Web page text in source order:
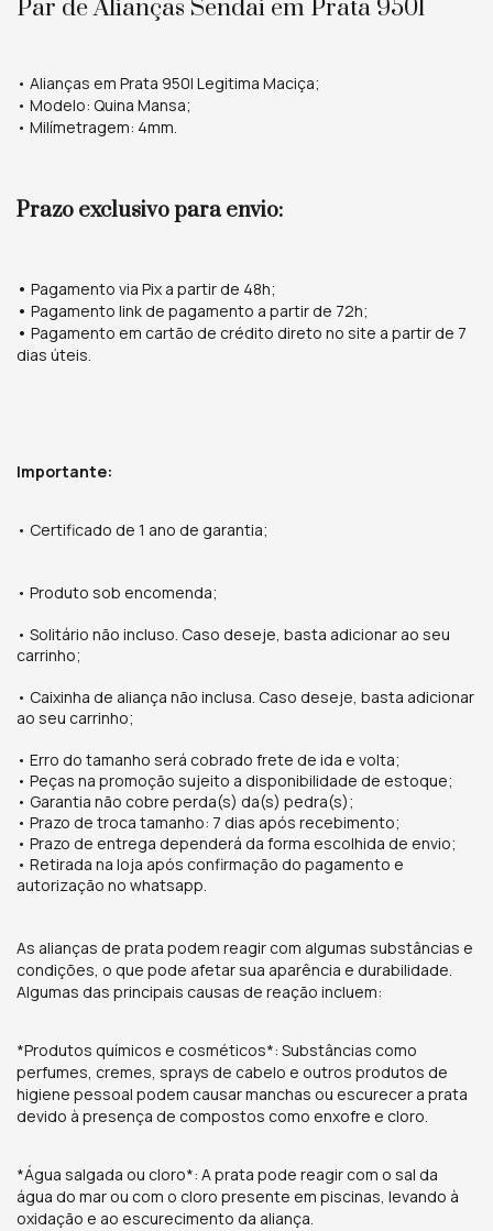
Par de Alianças Sendai em Prata 950l
• Alianças em Prata 950l Legitima Maciça;
• Modelo: Quina Mansa;
• Milímetragem: 4mm.
Prazo exclusivo para envio:
• Pagamento via Pix a partir de 48h;
• Pagamento link de pagamento a partir de 72h;
• Pagamento em cartão de crédito direto no site a partir de 7
dias úteis.
Importante:
• Certificado de 1 ano de garantia;
• Produto sob encomenda;
• Solitário não incluso. Caso deseje, basta adicionar ao seu
carrinho;
• Caixinha de aliança não inclusa. Caso deseje, basta adicionar
ao seu carrinho;
• Erro do tamanho será cobrado frete de ida e volta;
• Peças na promoção sujeito a disponibilidade de estoque;
• Garantia não cobre perda(s) da(s) pedra(s);
• Prazo de troca tamanho: 7 dias após recebimento;
• Prazo de entrega dependerá da forma escolhida de envio;
• Retirada na loja após confirmação do pagamento e
autorização no whatsapp.
As alianças de prata podem reagir com algumas substâncias e
condições, o que pode afetar sua aparência e durabilidade.
Algumas das principais causas de reação incluem:
*Produtos químicos e cosméticos*: Substâncias como
perfumes, cremes, sprays de cabelo e outros produtos de
higiene pessoal podem causar manchas ou escurecer a prata
devido à presença de compostos como enxofre e cloro.
*Água salgada ou cloro*: A prata pode reagir com o sal da
água do mar ou com o cloro presente em piscinas, levando à
oxidação e ao escurecimento da aliança.